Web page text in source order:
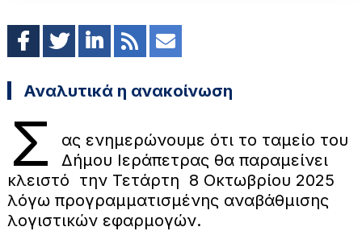
Αναλυτικά η ανακοίνωση
Σ
ας ενημερώνουμε ότι το ταμείο του
Δήμου Ιεράπετρας θα παραμείνει
κλειστό την Τετάρτη 8 Οκτωβρίου 2025
λόγω προγραμματισμένης αναβάθμισης
λογιστικών εφαρμογών.